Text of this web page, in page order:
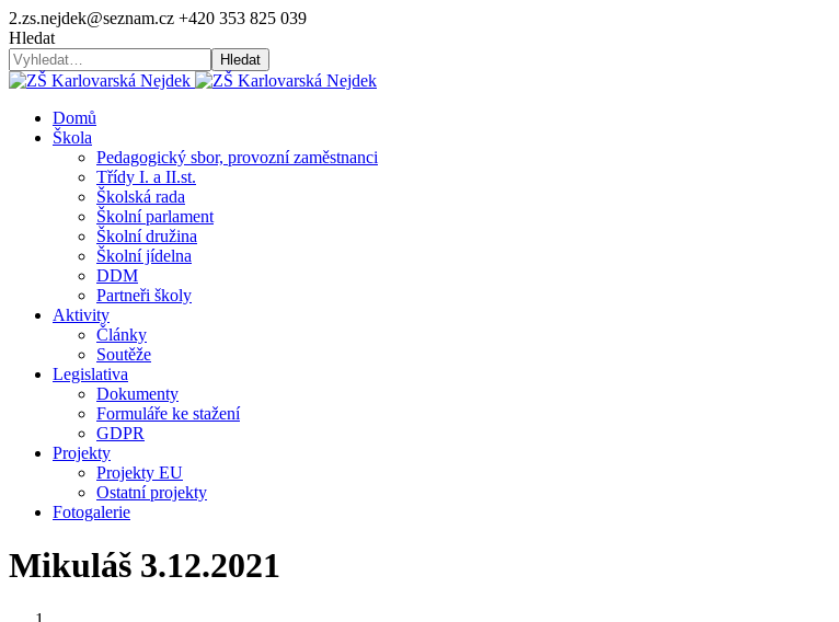
2.zs.nejdek@seznam.cz +420 353 825 039
Hledat
Hledat
Domů
Škola
Pedagogický sbor, provozní zaměstnanci
Třídy I. a II.st.
Školská rada
Školní parlament
Školní družina
Školní jídelna
DDM
Partneři školy
Aktivity
Články
Soutěže
Legislativa
Dokumenty
Formuláře ke stažení
GDPR
Projekty
Projekty EU
Ostatní projekty
Fotogalerie
Mikuláš 3.12.2021